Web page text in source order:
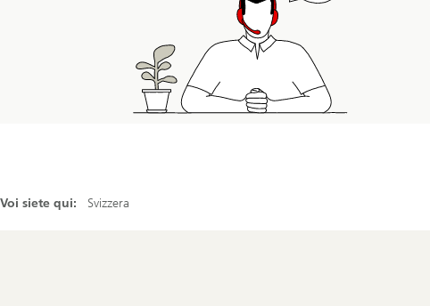
Voi siete qui: Svizzera